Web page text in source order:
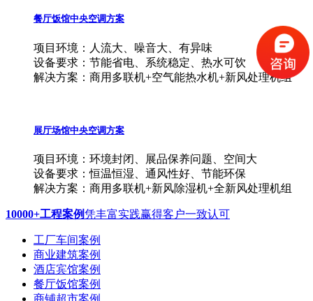
餐厅饭馆中央空调方案
项目环境：人流大、噪音大、有异味
设备要求：节能省电、系统稳定、热水可饮
解决方案：商用多联机+空气能热水机+新风处理机组
展厅场馆中央空调方案
项目环境：环境封闭、展品保养问题、空间大
设备要求：恒温恒湿、通风性好、节能环保
解决方案：商用多联机+新风除湿机+全新风处理机组
10000+工程案例凭丰富实践赢得客户一致认可
工厂车间案例
商业建筑案例
酒店宾馆案例
餐厅饭馆案例
商铺超市案例